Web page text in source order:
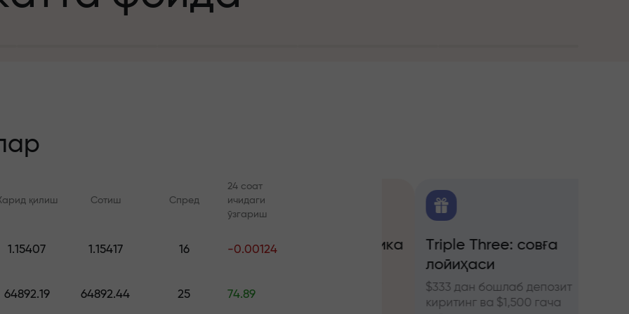
учун
жекпоти
қилиш Сотиш Спред
24 соат
ичидаги
ўзгариш
1.15407 1.15417 16 -0.00124
64892.19 64892.44 25 74.89
Онлайн курслар
курслар ва вебинарлар
FX.CO билан аналитика
Triple Three: совға
лойиҳаси
$333 дан бошлаб депозит
киритинг ва $1,500 гача